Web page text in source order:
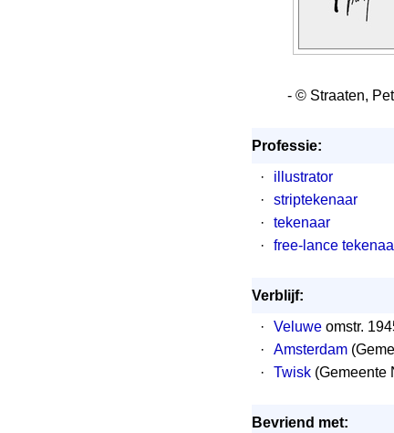
- © Straaten,
Professie:
·
illustrator
·
striptekenaar
·
tekenaar
·
free-lance
Verblijf:
·
Veluwe omstr.
·
Amsterdam
·
Twisk (Gemeente
Bevriend met: